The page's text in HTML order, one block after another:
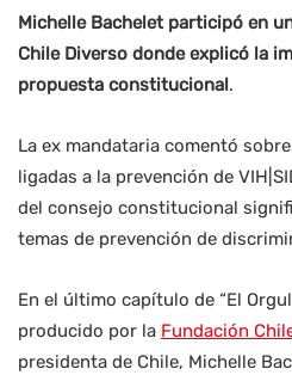
Michelle Bachelet participó en
Chile Diverso donde explicó la
propuesta constitucional.
La ex mandataria comentó
ligadas a la prevención de
del consejo constitucional
temas de prevención de
En el último capítulo de “El
producido por la Fundación
presidenta de Chile, Michelle